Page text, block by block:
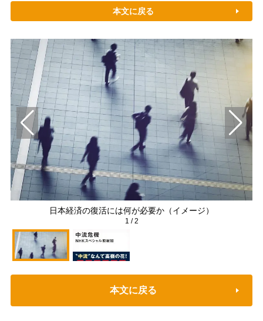
本文に戻る
日本経済の復活には何が必要か（イメージ）
1 /2
本文に戻る